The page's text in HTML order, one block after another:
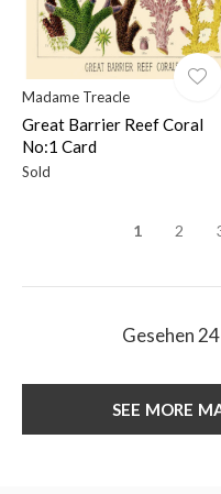
Madame Treacle
Great Barrier Reef Coral
No:1 Card
Sold
1 2
Gesehen
SEE MORE